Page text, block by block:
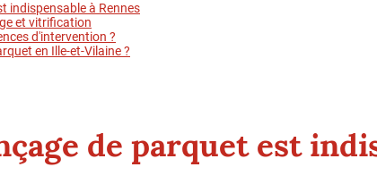
indispensable à Rennes
et vitrification
d'intervention ?
en Ille-et-Vilaine ?
de parquet est